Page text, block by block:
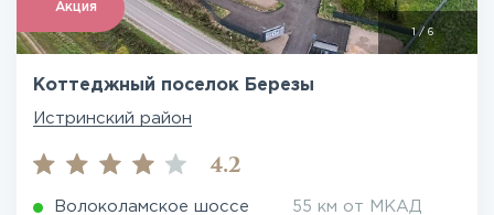
Акция
1/ 6
Коттеджный поселок Березы
Истринский район
4.2
Волоколамское шоссе 55 км от МКАД